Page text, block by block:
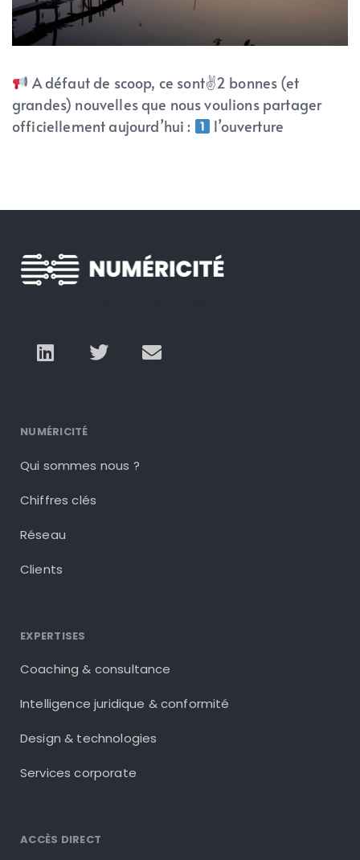
A défaut de scoop, ce sont✌2 bonnes (et
grandes) nouvelles que nous voulions partager
officiellement aujourd’hui :
l’ouverture
NUMÉRICITÉ
Qui sommes nous ?
Chiffres clés
Réseau
Clients
EXPERTISES
Coaching & consultance
Intelligence juridique & conformité
Design & technologies
Services corporate
ACCÈS DIRECT